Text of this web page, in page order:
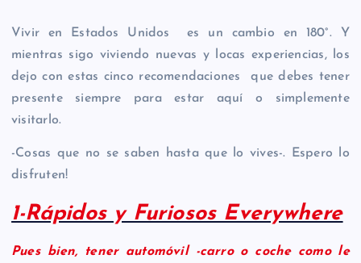
Vivir en Estados Unidos es un cambio en 180°. Y
mientras sigo viviendo nuevas y locas experiencias, los
dejo con estas cinco recomendaciones que debes tener
presente siempre para estar aquí o simplemente
visitarlo.
-Cosas que no se saben hasta que lo vives-. Espero lo
disfruten!
1-Rápidos y Furiosos Everywhere
Pues bien, tener automóvil -carro o coche como le